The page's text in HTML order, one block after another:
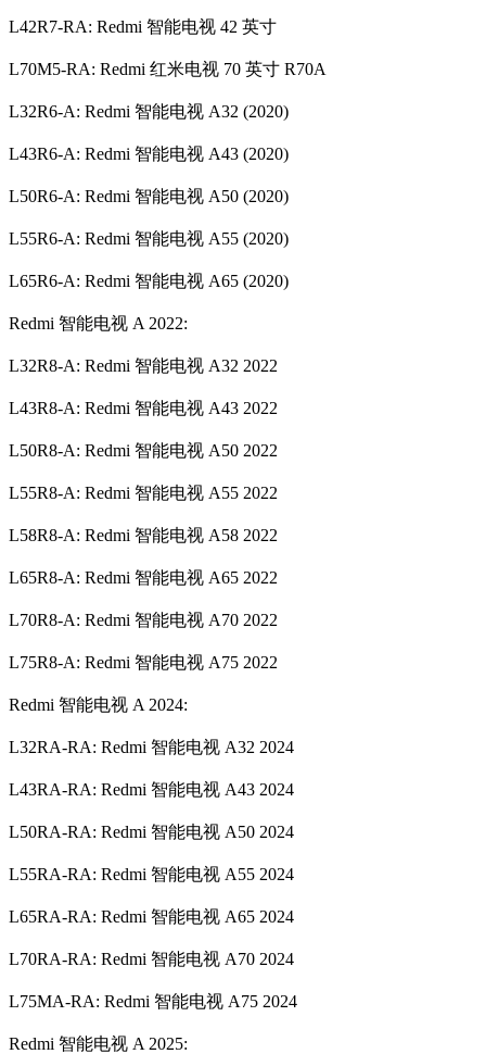
L42R7-RA: Redmi 智能电视 42 英寸
L70M5-RA: Redmi 红米电视 70 英寸 R70A
L32R6-A: Redmi 智能电视 A32 (2020)
L43R6-A: Redmi 智能电视 A43 (2020)
L50R6-A: Redmi 智能电视 A50 (2020)
L55R6-A: Redmi 智能电视 A55 (2020)
L65R6-A: Redmi 智能电视 A65 (2020)
Redmi 智能电视 A 2022:
L32R8-A: Redmi 智能电视 A32 2022
L43R8-A: Redmi 智能电视 A43 2022
L50R8-A: Redmi 智能电视 A50 2022
L55R8-A: Redmi 智能电视 A55 2022
L58R8-A: Redmi 智能电视 A58 2022
L65R8-A: Redmi 智能电视 A65 2022
L70R8-A: Redmi 智能电视 A70 2022
L75R8-A: Redmi 智能电视 A75 2022
Redmi 智能电视 A 2024:
L32RA-RA: Redmi 智能电视 A32 2024
L43RA-RA: Redmi 智能电视 A43 2024
L50RA-RA: Redmi 智能电视 A50 2024
L55RA-RA: Redmi 智能电视 A55 2024
L65RA-RA: Redmi 智能电视 A65 2024
L70RA-RA: Redmi 智能电视 A70 2024
L75MA-RA: Redmi 智能电视 A75 2024
Redmi 智能电视 A 2025: